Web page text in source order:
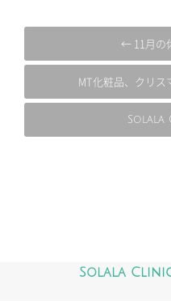
← 11月の
Solala
MT化粧品、クリ
Solala